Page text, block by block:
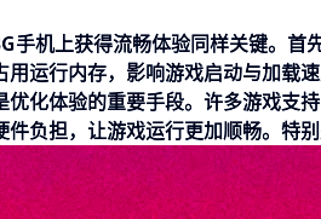
手机上获得流畅体验同样关键。
运行内存，影响游戏启动与加载
优化体验的重要手段。许多游戏支
负担，让游戏运行更加顺畅。特